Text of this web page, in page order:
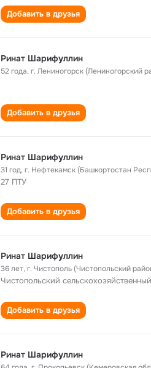
Добавить в друзья
Ринат Шарифуллин
52 года,г. Лениногорск (Лениногорский
Добавить в друзья
Ринат Шарифуллин
31 год,г. Нефтекамск (Башкортостан
27 ПТУ
Добавить в друзья
Ринат Шарифуллин
36 лет,г. Чистополь (Чистопольский
Чистопольский
Добавить в друзья
Ринат Шарифуллин